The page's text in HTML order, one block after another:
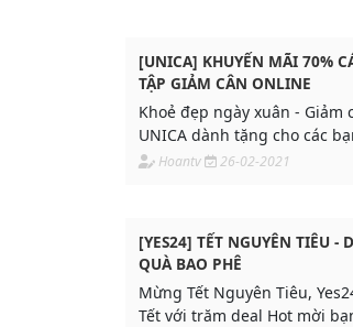
[UNICA] KHUYẾN MÃI 70%
TẬP GIẢM CÂN ONLINE
Khoẻ đẹp ngày xuân - Giảm
UNICA dành tặng cho các
trình giảm giá lên đến 70%
Hoantv 26-02-2021
[YES24] TẾT NGUYÊN TIÊU -
QUÀ BAO PHÊ
Mừng Tết Nguyên Tiêu,
Tết với trăm deal Hot mời